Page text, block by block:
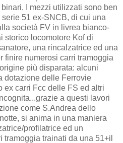
I mezzi utilizzati sono ben
51 ex-SNCB, di cui una
società FV in livrea bianco-
storico locomotore Kof di
una rincalzatrice ed una
finire numerosi carri tramoggia
più disparata: alcuni
dotazione delle Ferrovie
ex carri Fcc delle FS ed altri
a questi lavori
come S.Andrea dello
si anima in una maniera
profilatrice ed un
trainati da una 51+il